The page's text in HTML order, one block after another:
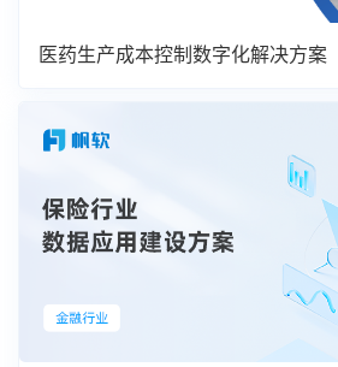
医药生产成本控制数字化解决方案